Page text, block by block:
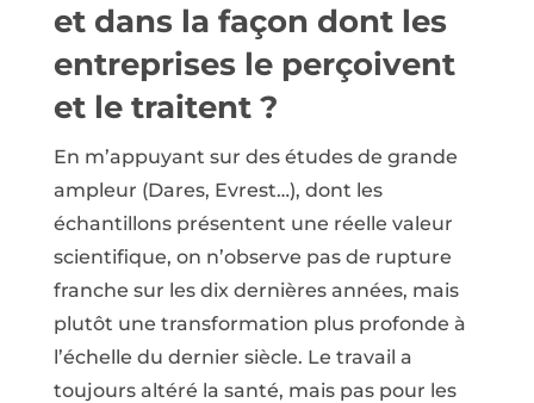
et dans la façon dont les
entreprises le per­çoivent
et le traitent ?
En m’appuyant sur des études de grande
ampleur (Dares, Evrest…), dont les
échantillons présentent une réelle valeur
scientifique, on n’observe pas de rupture
franche sur les dix dernières années, mais
plutôt une transformation plus profonde à
l’échelle du dernier siècle. Le travail a
toujours altéré la santé, mais pas pour les